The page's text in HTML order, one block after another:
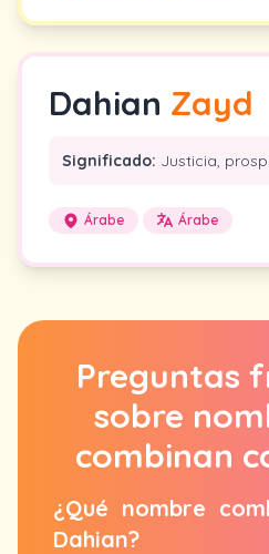
Dahian Zayd
Significado: Justicia,
Árabe Árabe
Preguntas
sobre
combinan
¿Qué nombre
Dahian?